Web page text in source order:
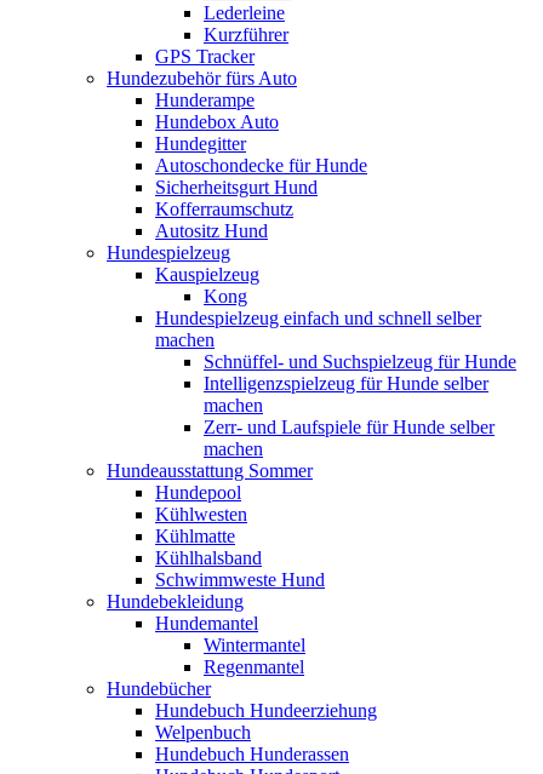
Lederleine
Kurzführer
GPS Tracker
Hundezubehör fürs Auto
Hunderampe
Hundebox Auto
Hundegitter
Autoschondecke für Hunde
Sicherheitsgurt Hund
Kofferraumschutz
Autositz Hund
Hundespielzeug
Kauspielzeug
Kong
Hundespielzeug einfach und schnell selber
machen
Schnüffel- und Suchspielzeug für Hunde
Intelligenzspielzeug für Hunde selber
machen
Zerr- und Laufspiele für Hunde selber
machen
Hundeausstattung Sommer
Hundepool
Kühlwesten
Kühlmatte
Kühlhalsband
Schwimmweste Hund
Hundebekleidung
Hundemantel
Wintermantel
Regenmantel
Hundebücher
Hundebuch Hundeerziehung
Welpenbuch
Hundebuch Hunderassen